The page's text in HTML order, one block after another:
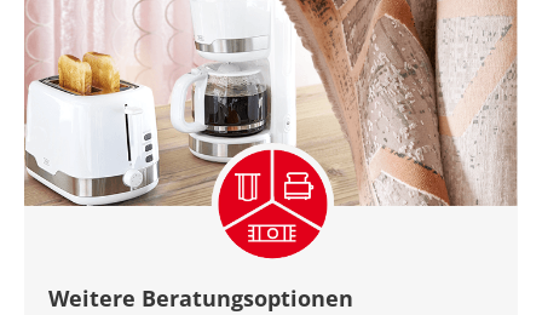
Weitere Beratungsoptionen